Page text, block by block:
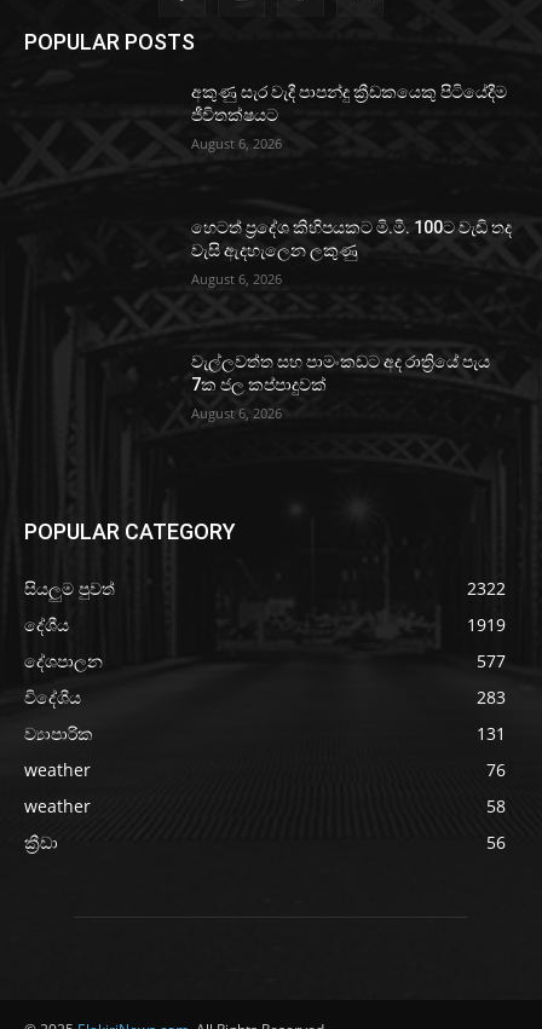
POPULAR POSTS
අකුණු සැර වැදී පාපන්දු ක්‍රීඩකයෙකු පිටියේදීම
ජීවිතක්ෂයට
August 6, 2026
හෙටත් ප්‍රදේශ කිහිපයකට මි.මී. 100ට වැඩි තද
වැසි ඇදහැලෙන ලකුණු
August 6, 2026
වැල්ලවත්ත සහ පාමංකඩට අද රාත්‍රියේ පැය
7ක ජල කප්පාදුවක්
August 6, 2026
POPULAR CATEGORY
සියලුම පුවත්
2322
දේශීය
1919
දේශපාලන
577
විදේශීය
283
ව්‍යාපාරික
131
weather
76
weather
58
ක්‍රීඩා
56